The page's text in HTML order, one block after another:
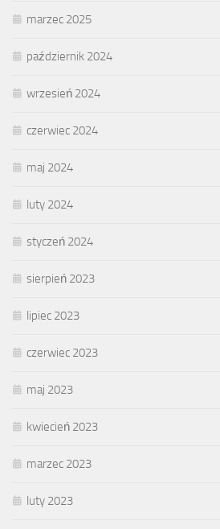
marzec 2025
październik 2024
wrzesień 2024
czerwiec 2024
maj 2024
luty 2024
styczeń 2024
sierpień 2023
lipiec 2023
czerwiec 2023
maj 2023
kwiecień 2023
marzec 2023
luty 2023